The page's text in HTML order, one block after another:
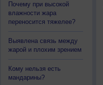
Почему при высокой
влажности жара
переносится тяжелее?
Выявлена связь между
жарой и плохим зрением
Кому нельзя есть
мандарины?